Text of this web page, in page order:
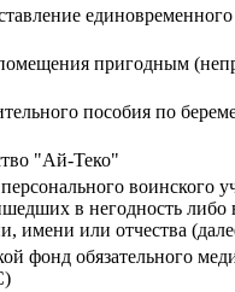
пригодным
пособия по
"Ай-Теко"
воинского
в негодность либо
имени или отчества
фонд обязательного